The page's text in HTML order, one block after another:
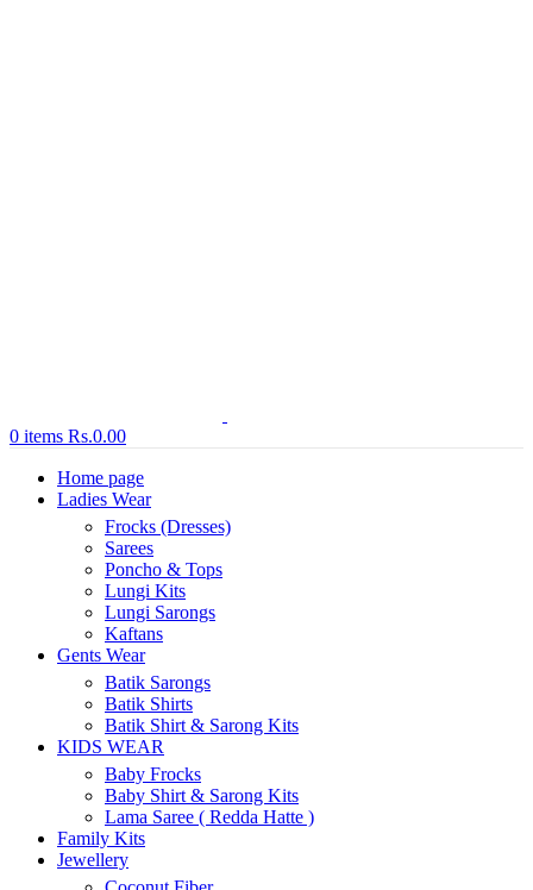
0 items Rs.0.00
Home page
Ladies Wear
Frocks (Dresses)
Sarees
Poncho & Tops
Lungi Kits
Lungi Sarongs
Kaftans
Gents Wear
Batik Sarongs
Batik Shirts
Batik Shirt & Sarong Kits
KIDS WEAR
Baby Frocks
Baby Shirt & Sarong Kits
Lama Saree ( Redda Hatte )
Family Kits
Jewellery